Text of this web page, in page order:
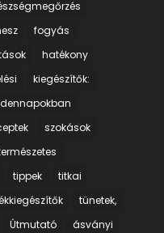
fogyás
hatékony
kiegészítők:
szokások
tippek
titkai
tünetek,
Útmutató
ásványi